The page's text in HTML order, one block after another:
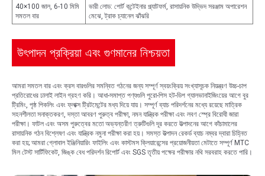
40×100 জাল, 6-10 মিমি
সমতল বার
ভারী লোড: পোর্ট কন্টেইনার প্ল্যাটফর্ম, রাসায়নিক উদ্ভিদ সরঞ্জাম অপারেশন
মেঝে, ট্রাক চ্যানেল ঝাঁঝরি
উৎপাদন প্রক্রিয়া এবং গুণমানের নিশ্চয়তা
আমরা সমতল বার এবং ক্রস বারগুলির সমন্বিত গঠনের জন্য সম্পূর্ণ স্বয়ংক্রিয় সংখ্যাসূচক নিয়ন্ত্রণ উচ্চ-চাপ
প্রতিরোধের ঢালাই লাইন গ্রহণ করি। আধা-সমাপ্ত পণ্যগুলি পুরো-পিস হট-ডিপ গ্যালভানাইজিংয়ের আগে বুর
ট্রিমিং, পৃষ্ঠ পিকলিং এবং ফ্লাক্স ট্রিটমেন্টের মধ্য দিয়ে যায়। সম্পূর্ণ ব্যাচ পরিদর্শনের মধ্যে রয়েছে মাত্রিক
সহনশীলতা সনাক্তকরণ, দস্তা আবরণ পুরুত্ব পরীক্ষা, নমন যান্ত্রিক পরীক্ষা এবং লবণ স্প্রে বিরোধী জারা
পরীক্ষা। ফাটল এবং অসম পুরুত্বের মতো অভ্যন্তরীণ ত্রুটিগুলি দূর করতে উত্পাদনের আগে কাঁচামালের
রাসায়নিক গঠন বিশ্লেষণ এবং যান্ত্রিক নমুনা পরীক্ষা করা হয়। সমস্ত উত্পাদন রেকর্ড ব্যাচ নম্বর দ্বারা চিহ্নিত
করা হয়; আমরা গ্লোবাল ইঞ্জিনিয়ারিং ফাইলিং এবং কাস্টমস ক্লিয়ারেন্সের প্রয়োজনীয়তা মেটাতে সম্পূর্ণ MTC
মিল টেস্ট সার্টিফিকেট, জিঙ্ক বেধ পরিদর্শন রিপোর্ট এবং SGS তৃতীয় পক্ষের পরীক্ষার নথি সরবরাহ করতে পারি।